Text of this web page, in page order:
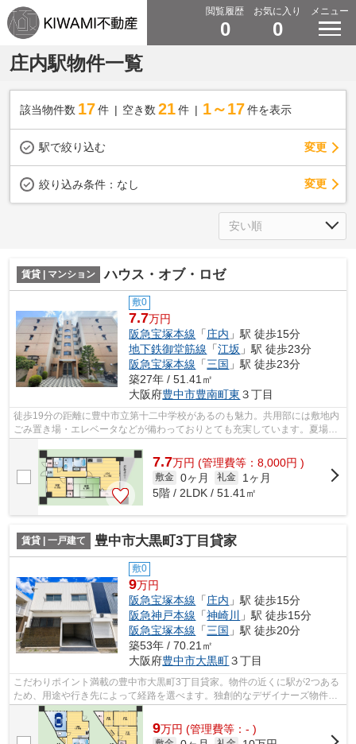
閲覧履歴
0
お気に入り
0
メニュー
庄内駅物件一覧
該当物件数 17件 空き数 21 件 1～17 件を表示
駅で絞り込む 変更
絞り込み条件： なし 変更
賃貸 | マンション ハウス・オブ・ロゼ
敷0
7.7万円
阪急宝塚本線 「庄内 」駅 徒歩15分
地下鉄御堂筋線 「江坂 」駅 徒歩23分
阪急宝塚本線 「三国 」駅 徒歩23分
築27年 / 51.41㎡
大阪府豊中市豊南町東 ３丁目
徒歩19分の距離に豊中市立第十二中学校があるのも魅力。共用部には敷地内
ごみ置き場・エレベータなどが備わっておりとても充実しています。夏場は
7.7万円 (管理費等：8,000円 )
敷金 0ヶ月 礼金
1ヶ月
5階 / 2LDK / 51.41㎡
賃貸 | 一戸建て 豊中市大黒町3丁目貸家
敷0
9万円
阪急宝塚本線 「庄内 」駅 徒歩15分
阪急神戸本線 「神崎川
」駅 徒歩15分
阪急宝塚本線 「三国 」駅 徒歩20分
築53年 / 70.21㎡
大阪府豊中市大黒町３丁目
こだわりポイント満載の豊中市大黒町3丁目貸家。物件の近くに駅が2つある
ため、用途や行き先によって経路を選べます。独創的なデザイナーズ物件
で、ご好評いただいています。こちらの...
9万円 (管理費等：- )